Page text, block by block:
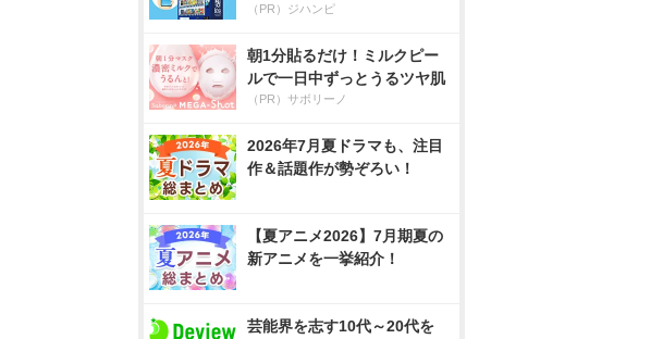
（PR）ジハンピ
朝1分貼るだけ！ミルクピー
ルで一日中ずっとうるツヤ肌
（PR）サボリーノ
2026年7月夏ドラマも、注目
作＆話題作が勢ぞろい！
【夏アニメ2026】7月期夏の
新アニメを一挙紹介！
芸能界を志す10代～20代を